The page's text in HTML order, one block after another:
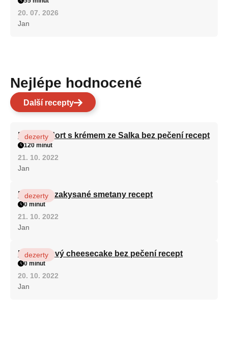
20. 07. 2026
Jan
Nejlépe hodnocené
Další recepty
Patrový dort s krémem ze Salka bez pečení recept
dezerty
120 minut
21. 10. 2022
Jan
Fánky ze zakysané smetany recept
dezerty
0 minut
21. 10. 2022
Jan
Karamelový cheesecake bez pečení recept
dezerty
0 minut
20. 10. 2022
Jan